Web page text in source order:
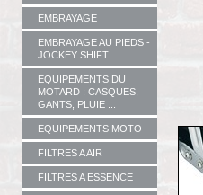
EMBRAYAGE
EMBRAYAGE AU PIEDS -
JOCKEY SHIFT
EQUIPEMENTS DU
MOTARD : CASQUES,
GANTS, PLUIE ...
EQUIPEMENTS MOTO
FILTRES A AIR
FILTRES A ESSENCE